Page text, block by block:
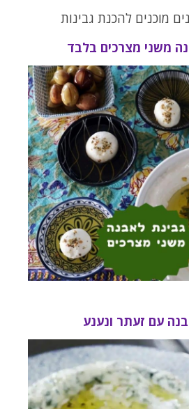
מוכנים להכנת גבינות
משני מצרכים בלבד
עם זעתר ונענע